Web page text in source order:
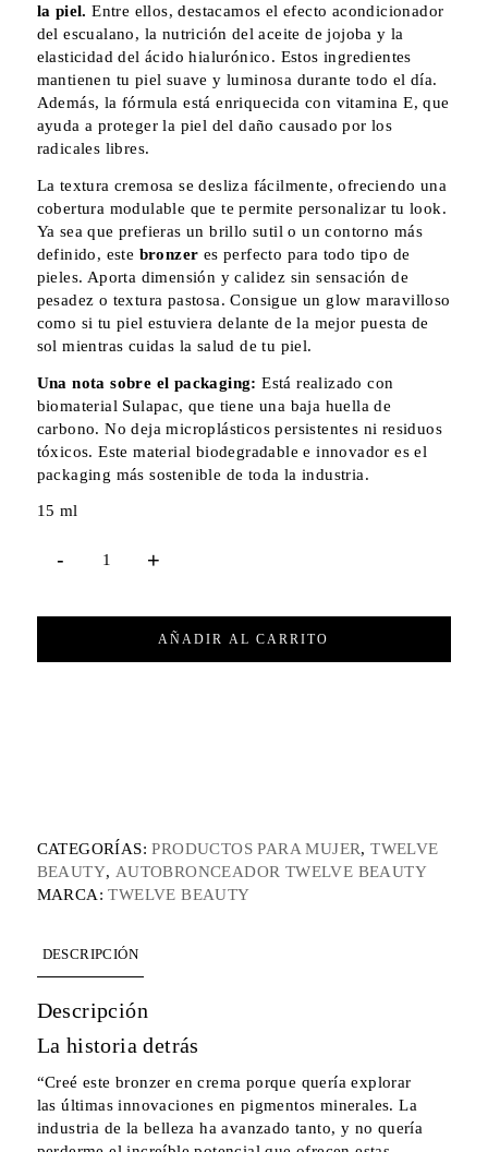
la piel. Entre ellos, destacamos el efecto acondicionador
del escualano, la nutrición del aceite de jojoba y la
elasticidad del ácido hialurónico. Estos ingredientes
mantienen tu piel suave y luminosa durante todo el día.
Además, la fórmula está enriquecida con vitamina E, que
ayuda a proteger la piel del daño causado por los
radicales libres.
La textura cremosa se desliza fácilmente, ofreciendo una
cobertura modulable que te permite personalizar tu look.
Ya sea que prefieras un brillo sutil o un contorno más
definido, este bronzer es perfecto para todo tipo de
pieles. Aporta dimensión y calidez sin sensación de
pesadez o textura pastosa. Consigue un glow maravilloso
como si tu piel estuviera delante de la mejor puesta de
sol mientras cuidas la salud de tu piel.
Una nota sobre el packaging: Está realizado con
biomaterial Sulapac, que tiene una baja huella de
carbono. No deja microplásticos persistentes ni residuos
tóxicos. Este material biodegradable e innovador es el
packaging más sostenible de toda la industria.
15 ml
AÑADIR AL CARRITO
CATEGORÍAS:PRODUCTOS PARA MUJER,TWELVE
BEAUTY, AUTOBRONCEADOR TWELVE BEAUTY
MARCA:TWELVE BEAUTY
DESCRIPCIÓN
Descripción
La historia detrás
“Creé este bronzer en crema porque quería explorar
las últimas innovaciones en pigmentos minerales. La
industria de la belleza ha avanzado tanto, y no quería